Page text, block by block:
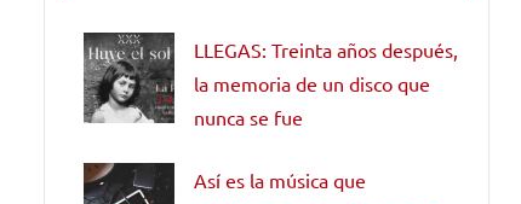
LLEGAS: Treinta años después,
la memoria de un disco que
nunca se fue
Así es la música que